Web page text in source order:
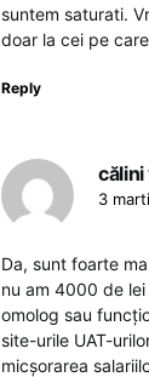
suntem saturati.
doar la cei pe
Reply
călini
3
Da, sunt foarte
nu am 4000 de
omolog sau
site-urile UAT-
micșorarea